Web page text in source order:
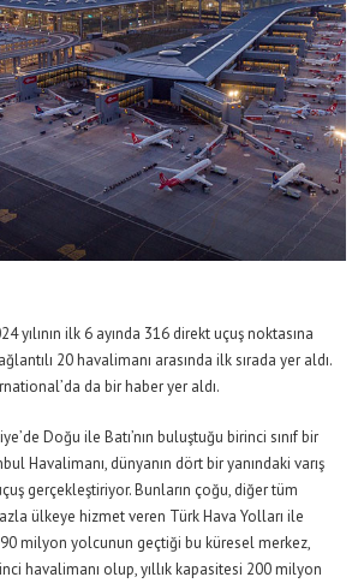
yılının ilk 6 ayında 316 direkt uçuş noktasına
20 havalimanı arasında ilk sırada yer aldı.
da bir haber yer aldı.
Doğu ile Batı’nın buluştuğu birinci sınıf bir
Havalimanı, dünyanın dört bir yanındaki varış
gerçekleştiriyor. Bunların çoğu, diğer tüm
ülkeye hizmet veren Türk Hava Yolları ile
90 milyon yolcunun geçtiği bu küresel merkez,
havalimanı olup, yıllık kapasitesi 200 milyon